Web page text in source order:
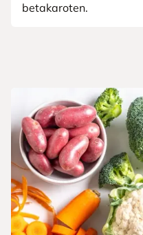
betakaroten.